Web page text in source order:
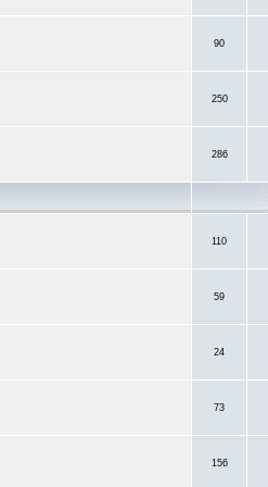
90
250
286
110
59
24
73
156